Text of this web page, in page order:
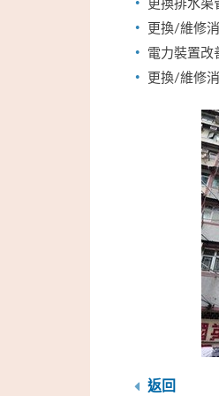
更換/維修
電力裝置改
更換/維修
返回